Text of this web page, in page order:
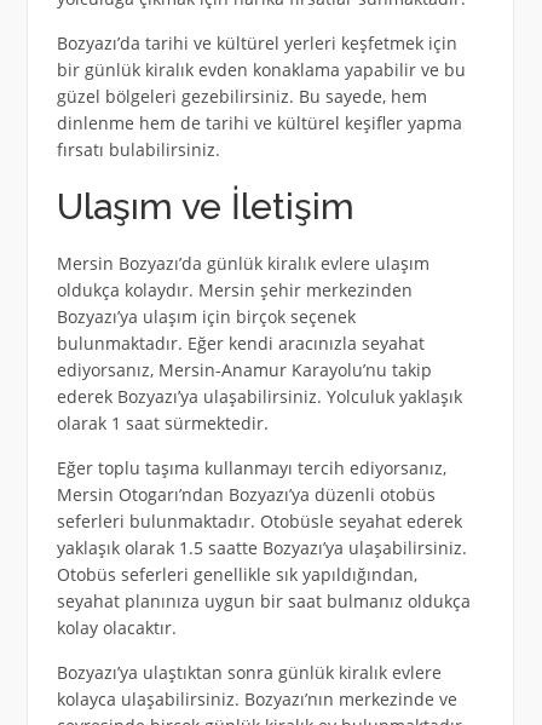
Bozyazı’da tarihi ve kültürel yerleri keşfetmek için
bir günlük kiralık evden konaklama yapabilir ve bu
güzel bölgeleri gezebilirsiniz. Bu sayede, hem
dinlenme hem de tarihi ve kültürel keşifler yapma
fırsatı bulabilirsiniz.
Ulaşım ve İletişim
Mersin Bozyazı’da günlük kiralık evlere ulaşım
oldukça kolaydır. Mersin şehir merkezinden
Bozyazı’ya ulaşım için birçok seçenek
bulunmaktadır. Eğer kendi aracınızla seyahat
ediyorsanız, Mersin-Anamur Karayolu’nu takip
ederek Bozyazı’ya ulaşabilirsiniz. Yolculuk yaklaşık
olarak 1 saat sürmektedir.
Eğer toplu taşıma kullanmayı tercih ediyorsanız,
Mersin Otogarı’ndan Bozyazı’ya düzenli otobüs
seferleri bulunmaktadır. Otobüsle seyahat ederek
yaklaşık olarak 1.5 saatte Bozyazı’ya ulaşabilirsiniz.
Otobüs seferleri genellikle sık yapıldığından,
seyahat planınıza uygun bir saat bulmanız oldukça
kolay olacaktır.
Bozyazı’ya ulaştıktan sonra günlük kiralık evlere
kolayca ulaşabilirsiniz. Bozyazı’nın merkezinde ve